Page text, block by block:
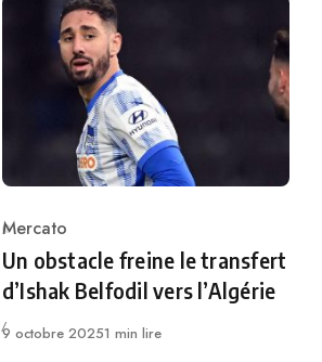
Category
Mercato
Un obstacle freine le transfert
d’Ishak Belfodil vers l’Algérie
Publié
9 octobre 20251 min lire